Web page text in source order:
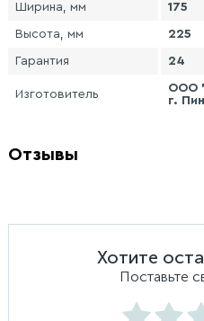
Ширина, мм 175
Высота, мм 225
Гарантия 24
Изготовитель
ООО
г.
Отзывы
Хотите
Поставьте